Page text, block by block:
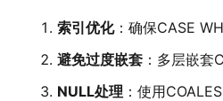
索引优化：确保CASE
避免过度嵌套 ：多层嵌
NULL处理 ：使用